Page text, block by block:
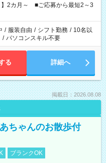
さいね。 ※Wワーク希望
る勤務時間と、もう1つのお仕事
を超える場合は応募できません。
】2カ月～ ■ご応募から最短2～3
/ 服装自由 / シフト勤務 / 10名以
/ パソコンスキル不要
る 詳細へ
掲載日：2026.08.08
ちゃんのお散歩付
ブランクOK